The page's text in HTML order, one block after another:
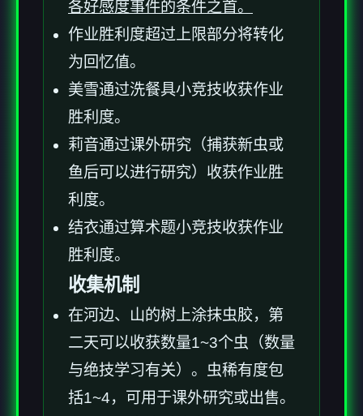
各好感度事件的条件之首。
作业胜利度超过上限部分将转化
为回忆值。
美雪通过洗餐具小竞技收获作业
胜利度。
莉音通过课外研究（捕获新虫或
鱼后可以进行研究）收获作业胜
利度。
结衣通过算术题小竞技收获作业
胜利度。
收集机制
在河边、山的树上涂抹虫胶，第
二天可以收获数量1~3个虫（数量
与绝技学习有关）。虫稀有度包
括1~4，可用于课外研究或出售。